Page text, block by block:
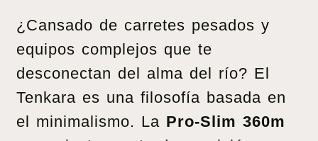
¿Cansado de carretes pesados y
equipos complejos que te
desconectan del alma del río? El
Tenkara es una filosofía basada en
el minimalismo. La Pro-Slim 360m